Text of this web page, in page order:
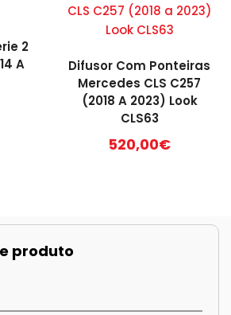
2
A
Difusor Com Ponteiras
Mercedes CLS C257
(2018 A 2023) Look
CLS63
520,00€
produto